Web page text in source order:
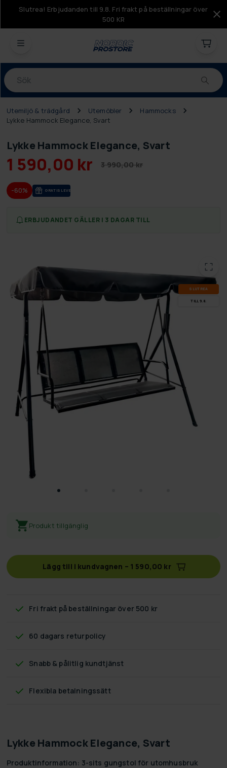
Slutrea! Erbjudanden till 9.8. Fri frakt på beställningar över
500 KR
Produkter
Utemiljö & trädgård Utemöbler
Hammocks
Lykke Hammock Elegance, Svart
Lykke Hammock Elegance, Svart
1 590,00 kr 3 990,00 kr
-60% GRA­TIS LE­VE­RANS
ERBJUDANDET GÄLLER I 3 DAGAR TILL
SLUT­REA
TILL 9.8.
Produkt tillgänglig
Lägg till i kundvagnen – 1 590,00 kr
Fri frakt på beställningar över 500 kr
60 dagars returpolicy
Snabb & pålitlig kundtjänst
Flexibla betalningssätt
Lykke Hammock Elegance, Svart
Produktinformation: 3-sits gungstol för utomhusbruk